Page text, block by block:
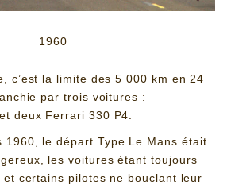
1960
c’est la limite des 5 000 km en 24
par trois voitures :
deux Ferrari 330 P4.
1960, le départ Type Le Mans était
les voitures étant toujours
et certains pilotes ne bouclant leur